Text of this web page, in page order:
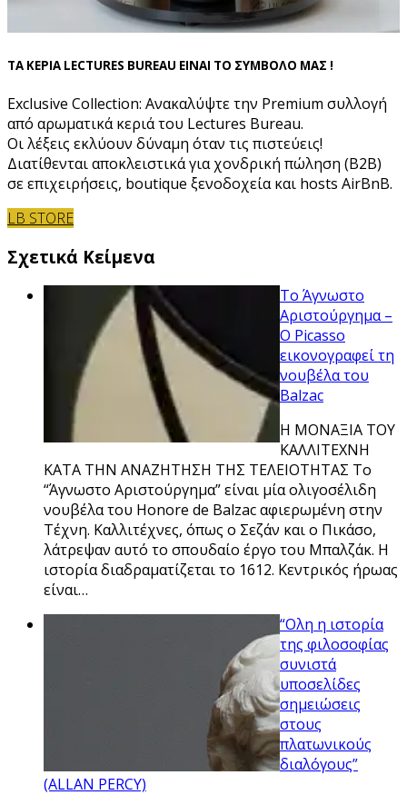
ΤΑ ΚΕΡΙΑ LECTURES BUREAU ΕΙΝΑΙ ΤΟ ΣΥΜΒΟΛΟ ΜΑΣ !
Exclusive Collection: Ανακαλύψτε την Premium συλλογή
από αρωματικά κεριά του Lectures Bureau.
Οι λέξεις εκλύουν δύναμη όταν τις πιστεύεις!
Διατίθενται αποκλειστικά για χονδρική πώληση (B2B)
σε επιχειρήσεις, boutique ξενοδοχεία και hosts AirBnB.
LB STORE
Σχετικά Κείμενα
Το Άγνωστο
Αριστούργημα –
Ο Picasso
εικονογραφεί τη
νουβέλα του
Balzac
Η ΜΟΝΑΞΙΑ ΤΟΥ
ΚΑΛΛΙΤΕΧΝΗ
ΚΑΤΑ ΤΗΝ ΑΝΑΖΗΤΗΣΗ ΤΗΣ ΤΕΛΕΙΟΤΗΤΑΣ Το
“Άγνωστο Αριστούργημα” είναι μία ολιγοσέλιδη
νουβέλα του Honore de Balzac αφιερωμένη στην
Τέχνη. Καλλιτέχνες, όπως ο Σεζάν και ο Πικάσο,
λάτρεψαν αυτό το σπουδαίο έργο του Μπαλζάκ. Η
ιστορία διαδραματίζεται το 1612. Κεντρικός ήρωας
είναι…
“Ολη η ιστορία
της φιλοσοφίας
συνιστά
υποσελίδες
σημειώσεις
στους
πλατωνικούς
διαλόγους”
(ALLAN PERCY)